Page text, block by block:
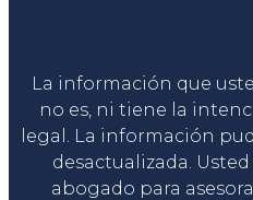
La información que
no es, ni tiene la
legal. La información
desactualizada.
abogado para